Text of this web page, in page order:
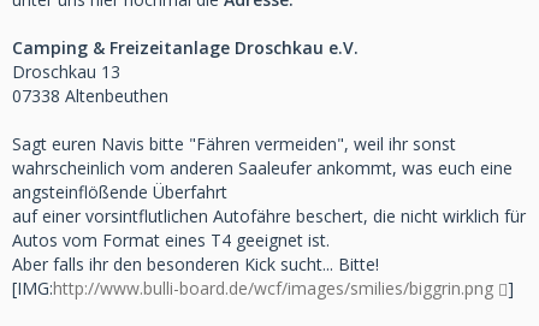
Camping & Freizeitanlage Droschkau e.V.
Droschkau 13
07338 Altenbeuthen
Sagt euren Navis bitte "Fähren vermeiden", weil ihr sonst
wahrscheinlich vom anderen Saaleufer ankommt, was euch eine
angsteinflößende Überfahrt
auf einer vorsintflutlichen Autofähre beschert, die nicht wirklich für
Autos vom Format eines T4 geeignet ist.
Aber falls ihr den besonderen Kick sucht... Bitte!
[IMG:http://www.bulli-board.de/wcf/images/smilies/biggrin.png ]